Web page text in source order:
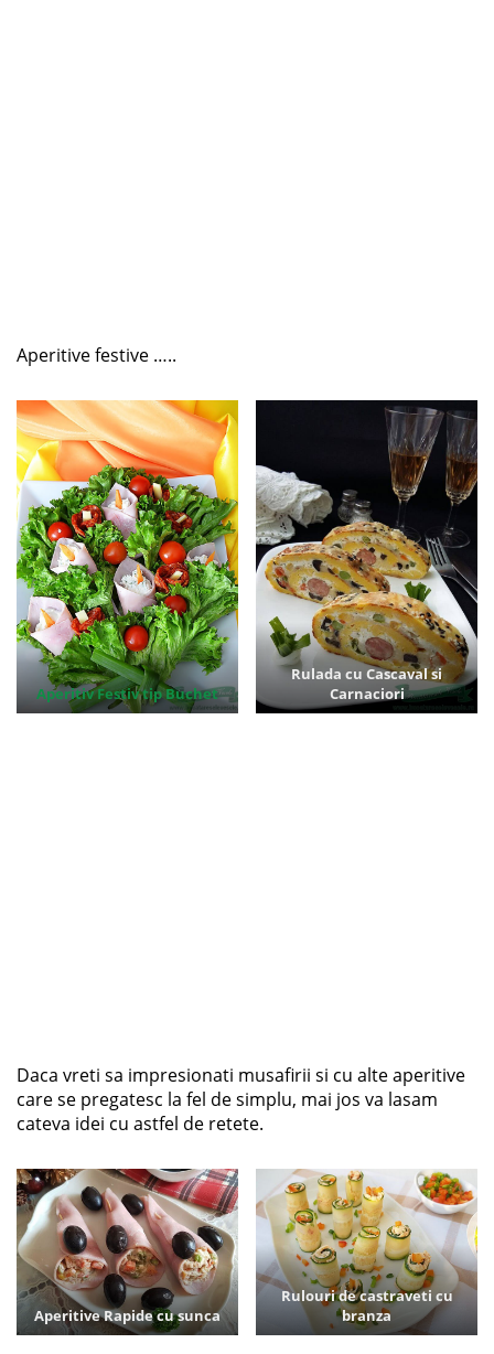
Aperitive festive …..
Aperitiv Festiv tip Buchet
Rulada cu Cascaval si
Carnaciori
Daca vreti sa impresionati musafirii si cu alte aperitive
care se pregatesc la fel de simplu, mai jos va lasam
cateva idei cu astfel de retete.
Aperitive Rapide cu sunca
Rulouri de castraveti cu
branza